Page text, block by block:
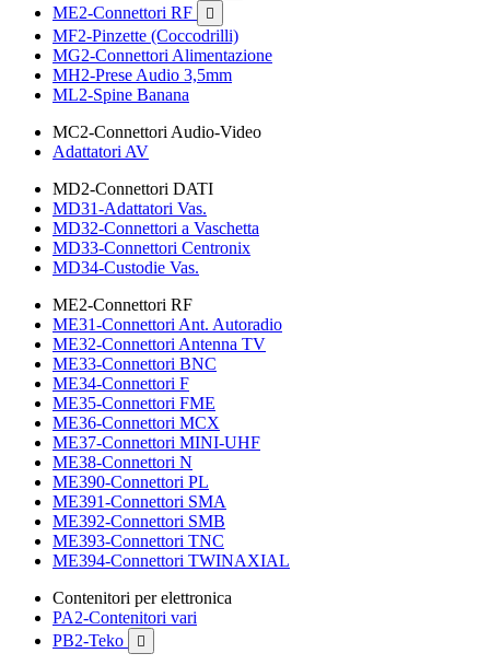
ME2-Connettori RF 
MF2-Pinzette (Coccodrilli)
MG2-Connettori Alimentazione
MH2-Prese Audio 3,5mm
ML2-Spine Banana
MC2-Connettori Audio-Video
Adattatori AV
MD2-Connettori DATI
MD31-Adattatori Vas.
MD32-Connettori a Vaschetta
MD33-Connettori Centronix
MD34-Custodie Vas.
ME2-Connettori RF
ME31-Connettori Ant. Autoradio
ME32-Connettori Antenna TV
ME33-Connettori BNC
ME34-Connettori F
ME35-Connettori FME
ME36-Connettori MCX
ME37-Connettori MINI-UHF
ME38-Connettori N
ME390-Connettori PL
ME391-Connettori SMA
ME392-Connettori SMB
ME393-Connettori TNC
ME394-Connettori TWINAXIAL
Contenitori per elettronica
PA2-Contenitori vari
PB2-Teko
